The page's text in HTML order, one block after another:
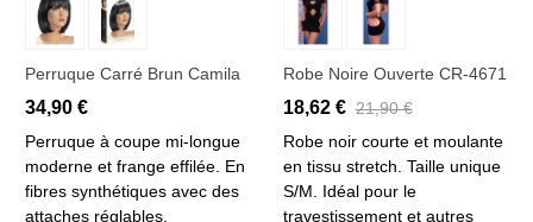
Perruque Carré Brun Camila
34,90 €
Perruque à coupe mi-longue
moderne et frange effilée. En
fibres synthétiques avec des
attaches réglables.
Robe Noire Ouverte CR-4671
18,62 € 21,90 €
Robe noir courte et moulante
en tissu stretch. Taille unique
S/M. Idéal pour le
travestissement et autres